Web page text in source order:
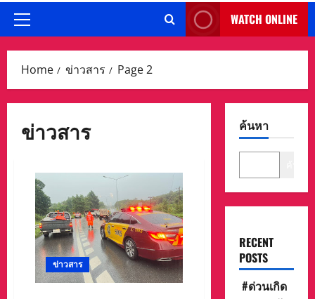
Primary
WATCH ONLINE
Home ข่าวสาร Page 2
ข่าวสาร
ข่าวสาร
ค้นหา
RECENT
POSTS
#ด่วนเกิด